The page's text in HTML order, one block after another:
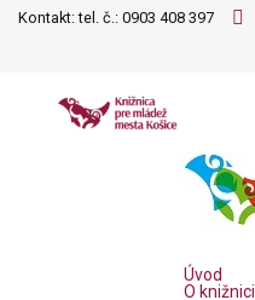
Kontakt: tel. č.: 0903 408 397
Úvod
O knižnici